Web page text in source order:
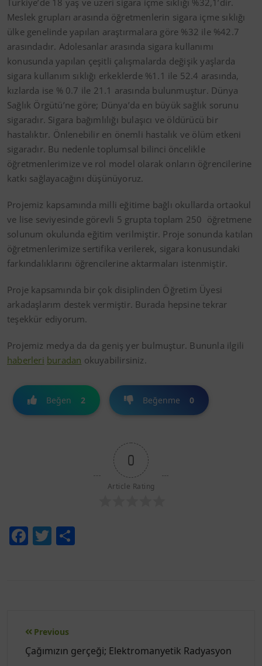
Meslek grupları arasında öğretmenlerin sigara içme sıklığı
ülke genelinde yapılan araştırmalara göre %32 ile %42.7
arasındadır. Adolesanlar arasında sigara kullanımı
konusunda yapılan çeşitli çalışmalarda değişik yaşlarda
sigara kullanım sıklığı erkeklerde %1.1 ile 52.4 arasında,
kızlarda ise % 0.7 ile 21.1 arasında bulunmuştur. Dünya
Sağlık Örgütü’ne göre; Dünya’da en büyük sağlık sorunu
sigaradır. Sigara bağımlılığı bulaşıcı ve öldürücü bir
hastalıktır. Önlenebilir en önemli hastalık ve ölüm etkeni
sigaradır. Bu nedenle toplumsal bilinci öncelikle
öğretmenlerimize ve rol model olarak onların öğrencilerine
katkı sağlayacağını düşünüyoruz.
Projemiz kapsamında milli eğitime bağlı okullarda ortaokul
ve lise seviyesinde görevli 5 grupta toplam 250 öğretmene
solunum okulunda eğitim verilmiştir. Proje sonunda katılan
öğretmenlerimize sertifika verilerek, sigara konusundaki
farkındalıklarını öğrencilerine aktarmaları istenmiştir.
Proje kapsamında bir çok disiplinden Öğretim Üyesi
arkadaşlarım destek vermiştir. Burada hepsine tekrar
teşekkür ediyorum.
Projemiz medya da da geniş yer bulmuştur. Bununla ilgili
haberleri buradan okuyabilirsiniz.
Beğen 2 Beğenme 0
0
Article Rating
Facebook
Twitter
Yazı
gezinmesi
Previous
Çağımızın gerçeği; Elektromanyetik Radyasyon